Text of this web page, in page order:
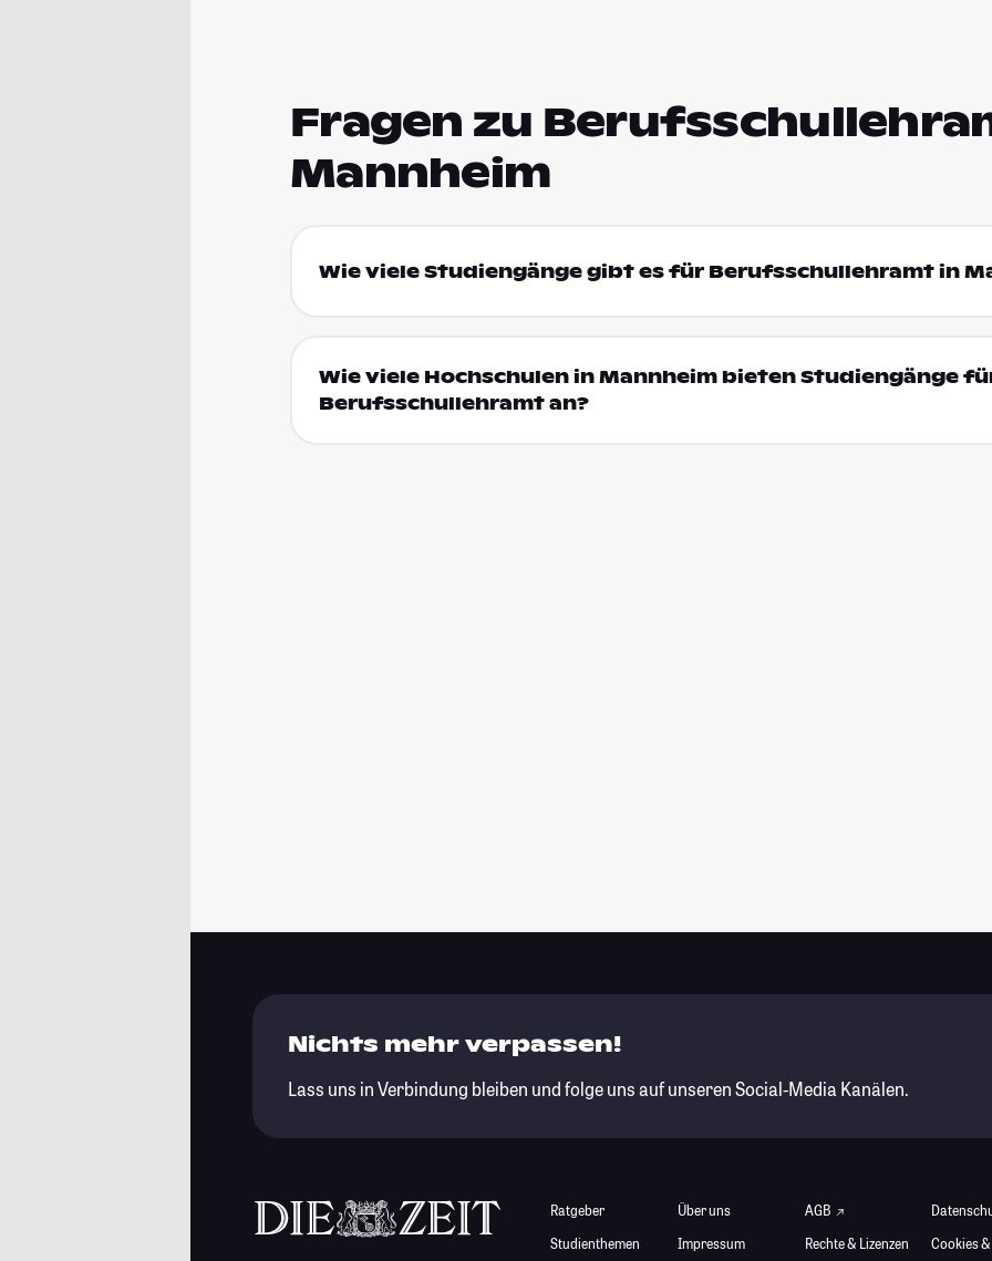
Fragen zu
Mannheim
Wie viele Studiengänge gibt es für Berufsschullehramt in
Wie viele Hochschulen in Mannheim bieten Studiengänge
Berufsschullehramt an?
Nichts mehr verpassen!
Lass uns in Verbindung bleiben und folge uns auf unseren Social-Media Kanälen.
Ratgeber
Studienthemen
Über uns
Impressum
AGB
Rechte & Lizenzen
Cookies